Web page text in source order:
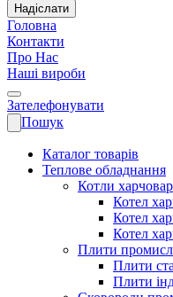
Надіслати
Головна
Контакти
Про Нас
Наші вироби
Зателефонувати
Пошук
Каталог товарів
Теплове обладнання
Котли
Котел
Котел
Котел
Плити
Плити
Плити